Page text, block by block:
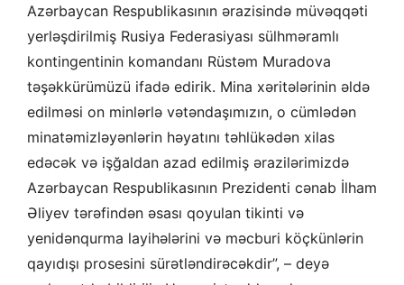
Azərbaycan Respublikasının ərazisində müvəqqəti
yerləşdirilmiş Rusiya Federasiyası sülhməramlı
kontingentinin komandanı Rüstəm Muradova
təşəkkürümüzü ifadə edirik. Mina xəritələrinin əldə
edilməsi on minlərlə vətəndaşımızın, o cümlədən
minatəmizləyənlərin həyatını təhlükədən xilas
edəcək və işğaldan azad edilmiş ərazilərimizdə
Azərbaycan Respublikasının Prezidenti cənab İlham
Əliyev tərəfindən əsası qoyulan tikinti və
yenidənqurma layihələrini və məcburi köçkünlərin
qayıdışı prosesini sürətləndirəcəkdir”, – deyə